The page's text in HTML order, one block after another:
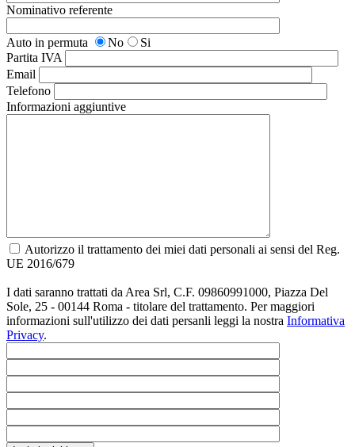
Nominativo referente
Auto in permuta No
Si
Partita IVA
Email
Telefono
Informazioni aggiuntive
Autorizzo il trattamento dei miei dati personali ai sensi del Reg.
UE 2016/679
I dati saranno trattati da Area Srl, C.F. 09860991000, Piazza Del
Sole, 25 - 00144 Roma - titolare del trattamento. Per maggiori
informazioni sull'utilizzo dei dati persanli leggi la nostra Informativa
Privacy.